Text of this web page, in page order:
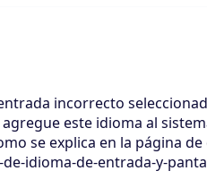
incorrecto
este idioma al
se explica en la página
idioma-de-entrada-y-